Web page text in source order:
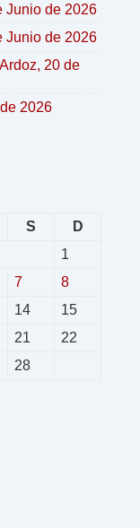
Junio de 2026
Junio de 2026
20 de
2026
S
D
1
7
8
14
15
21
22
28